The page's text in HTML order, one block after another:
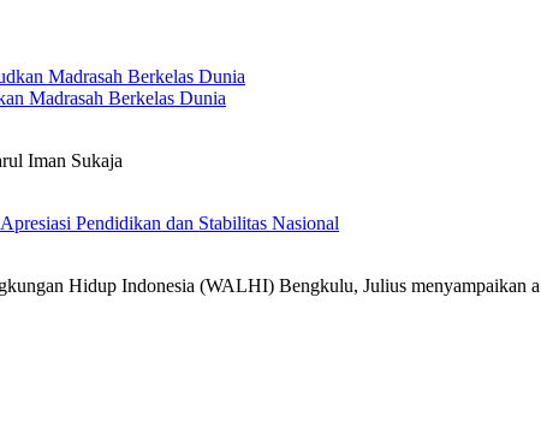
Madrasah Berkelas Dunia
Iman Sukaja
Pendidikan dan Stabilitas Nasional
Hidup Indonesia (WALHI) Bengkulu, Julius menyampaikan a